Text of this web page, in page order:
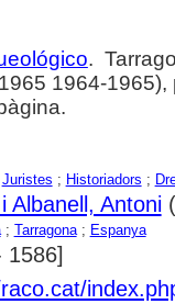
.
1964-1965),
Juristes ; Historiadors ;
Albanell, Antoni
; Tarragona; Espanya
1586]